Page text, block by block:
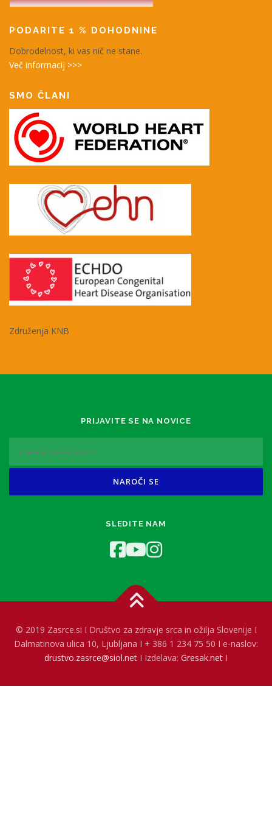
PODARITE 1 % DOHODNINE
Dobrodelnost, ki vas nič ne stane.
Več informacij >>>
SMO ČLANI
Združenja KNB
PRIJAVITE SE NA NOVICE
SLEDITE NAM
© 2019 Zasrce.si I Društvo za zdravje srca in ožilja Slovenije I
Dalmatinova ulica 10, Ljubljana I + 386 1 234 75 50 I e-naslov:
drustvo.zasrce@siol.net I Izdelava: Gresak.net I